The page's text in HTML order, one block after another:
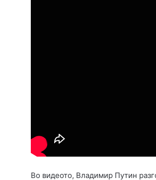
Во видеото, Владимир Путин